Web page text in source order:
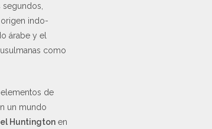
origen indo-
árabe y el
como
de
un mundo
Huntington en